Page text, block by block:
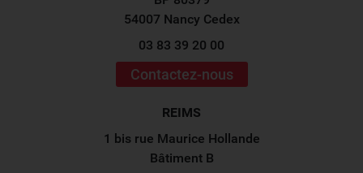
54007 Nancy Cedex
03 83 39 20 00
Contactez-nous
REIMS
1 bis rue Maurice Hollande
Bâtiment B